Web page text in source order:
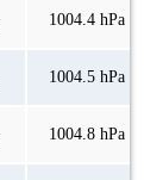
1004.4 hPa
1004.5 hPa
1004.8 hPa